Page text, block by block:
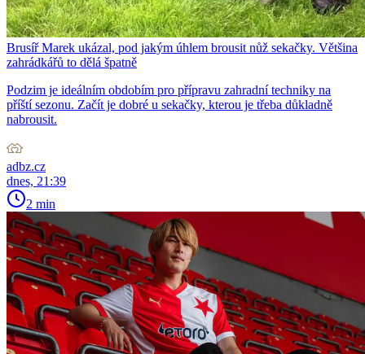
Brusíř Marek ukázal, pod jakým úhlem brousit nůž sekačky. Většina
zahrádkářů to dělá špatně
Podzim je ideálním obdobím pro přípravu zahradní techniky na
příští sezonu. Začít je dobré u sekačky, kterou je třeba důkladně
nabrousit.
adbz.cz
dnes, 21:39
2 min